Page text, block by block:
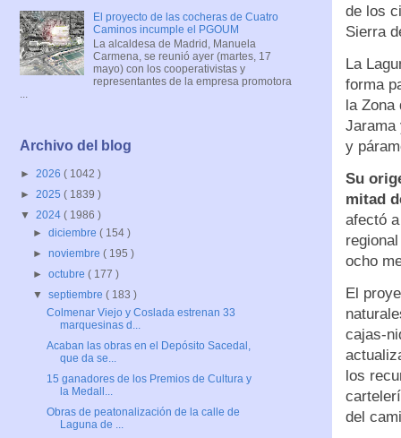
de los
Sierra
La
forma
la Zona
Jarama
y
Su
mitad
afectó
ocho
El
cajas-
los
del
El proyecto de las cocheras de Cuatro
Caminos incumple el PGOUM
La alcaldesa de Madrid, Manuela
Carmena, se reunió ayer (martes, 17
mayo) con los cooperativistas y
representantes de la empresa promotora
...
Archivo del blog
► 2026 ( 1042 )
► 2025 ( 1839 )
▼ 2024 ( 1986 )
►diciembre( 154 )
►noviembre( 195 )
►octubre( 177 )
▼septiembre( 183 )
Colmenar Viejo y Coslada estrenan 33
marquesinas d...
Acaban las obras en el Depósito Sacedal,
que da se...
15 ganadores de los Premios de Cultura y
la Medall...
Obras de peatonalización de la calle de
Laguna de ...